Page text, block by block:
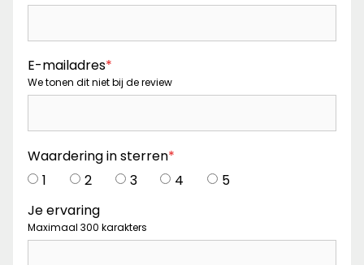
E-mailadres*
We tonen dit niet bij de review
Waardering in sterren*
1
2 3 4
5
Je ervaring
Maximaal 300 karakters